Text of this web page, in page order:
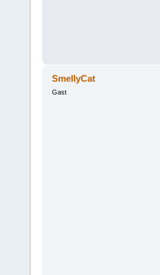
SmellyCat
Gast